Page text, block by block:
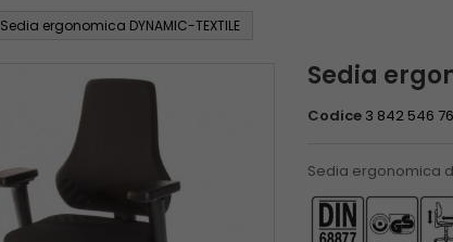
Sedia ergonomica DYNAMIC-TEXTILE
Sedia
Codice 3 842 546
Sedia ergonomica